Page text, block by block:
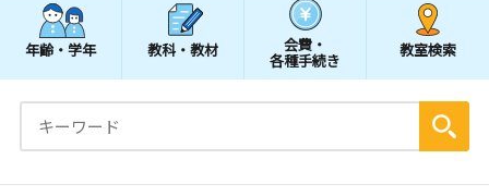
年齢・学年 教科・教材 会費・
各種手続き
教室検索